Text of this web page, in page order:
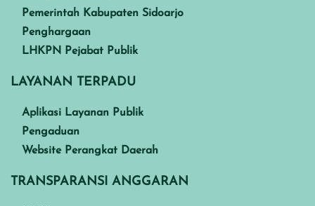
Pemerintah Kabupaten Sidoarjo
Penghargaan
LHKPN Pejabat Publik
LAYANAN TERPADU
Aplikasi Layanan Publik
Pengaduan
Website Perangkat Daerah
TRANSPARANSI ANGGARAN